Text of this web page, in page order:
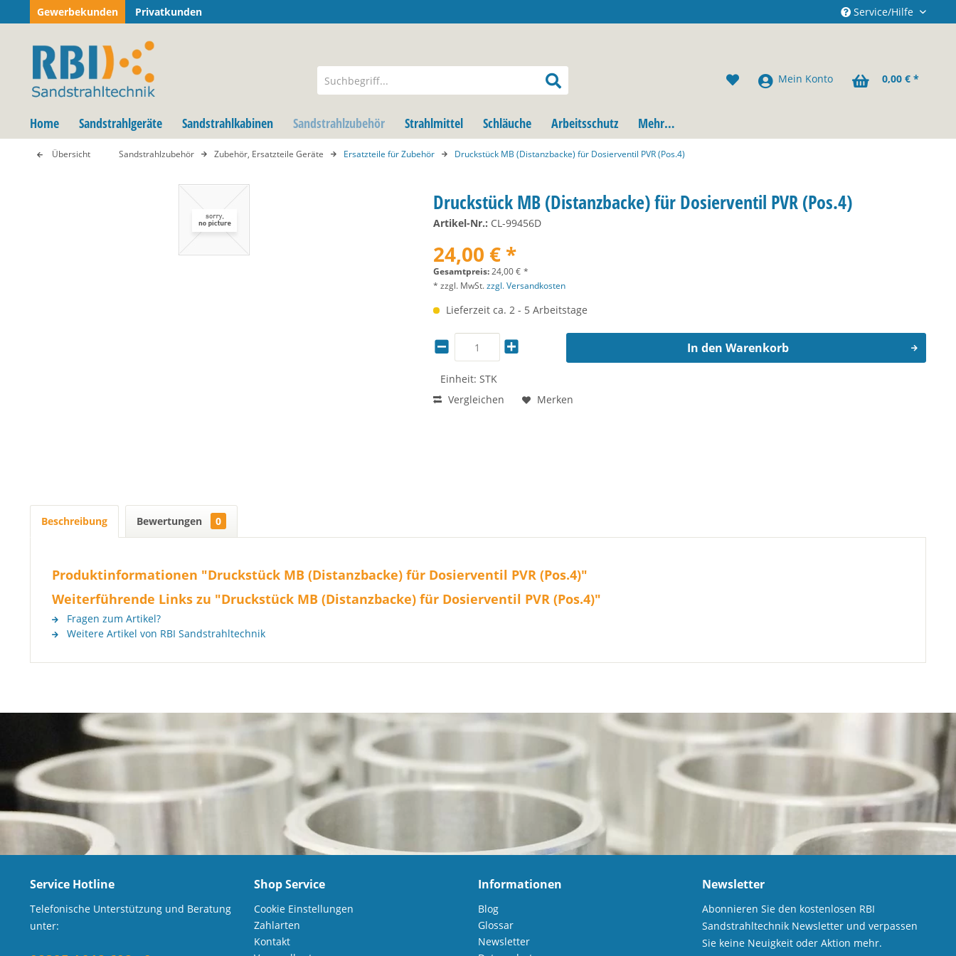
Gewerbekunden Privatkunden Service/Hilfe
Mein Konto 0,00 € *
Home Sandstrahlgeräte Sandstrahlkabinen Sandstrahlzubehör Strahlmittel Schläuche Arbeitsschutz Mehr…
Übersicht Sandstrahlzubehör Zubehör, Ersatzteile Geräte Ersatzteile für Zubehör Druckstück MB (Distanzbacke) für Dosierventil PVR (Pos.4)
Druckstück MB (Distanzbacke) für Dosierventil PVR (Pos.4)
Artikel-Nr.: CL-99456D
24,00 € *
Gesamtpreis:24,00€ *
* zzgl. MwSt.zzgl. Versandkosten
Lieferzeit ca. 2 - 5 Arbeitstage
Einheit: STK
In den Warenkorb
Vergleichen Merken
Beschreibung Bewertungen 0
Produktinformationen "Druckstück MB (Distanzbacke) für Dosierventil PVR (Pos.4)"
Weiterführende Links zu "Druckstück MB (Distanzbacke) für Dosierventil PVR (Pos.4)"
Fragen zum Artikel?
Weitere Artikel von RBI Sandstrahltechnik
Service Hotline
Telefonische Unterstützung und Beratung
unter:
Shop Service
Cookie Einstellungen
Zahlarten
Kontakt
Informationen
Blog
Glossar
Newsletter
Newsletter
Abonnieren Sie den kostenlosen RBI
Sandstrahltechnik Newsletter und verpassen
Sie keine Neuigkeit oder Aktion mehr.